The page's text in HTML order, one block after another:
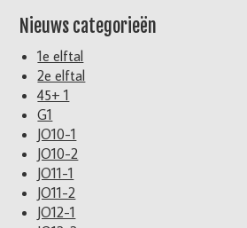
Nieuws categorieën
1e elftal
2e elftal
45+ 1
G1
JO10-1
JO10-2
JO11-1
JO11-2
JO12-1